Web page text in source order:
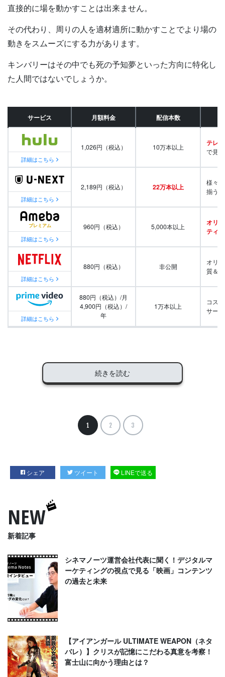
直接的に場を動かすことは出来ません。
その代わり、周りの人を適材適所に動かすことでより場の
動きをスムーズにする力があります。
キンバリーはその中でも死の予知夢といった方向に特化し
た人間ではないでしょうか。
サービス 月額料金 配信本数
詳細はこちら
1,026円（税込） 10万本以上 テレビ
で見
詳細はこちら
2,189円（税込） 22万本以上
様々
揃う
詳細はこちら
960円（税込） 5,000本以上
オリ
ティ
詳細はこちら
880円（税込） 非公開
オリ
質＆
詳細はこちら
880円（税込）/月
4,900円（税込）/
年
1万本以上
コス
サー
続きを読む
1 2 3
シェア ツイート LINEで送る
NEW
新着記事
シネマノーツ運営会社代表に聞く！デジタルマ
ーケティングの視点で見る「映画」コンテンツ
の過去と未来
【アイアンガール ULTIMATE WEAPON（ネタ
バレ）】クリスが記憶にこだわる真意を考察！
富士山に向かう理由とは？